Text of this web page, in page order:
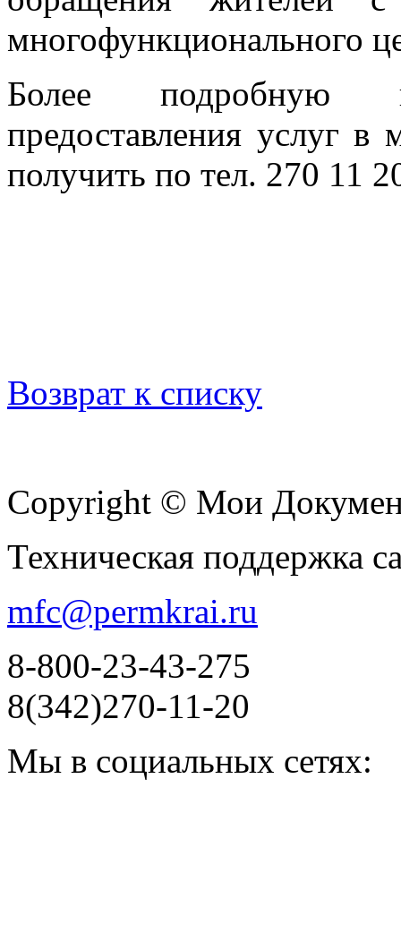
многофункционального
Более подробную
предоставления услуг
получить по тел. 270 11
Возврат к списку
Copyright © Мои
Техническая поддержка
mfc@permkrai.ru
8-800-23-43-275
8(342)270-11-20
Мы в социальных сетях: